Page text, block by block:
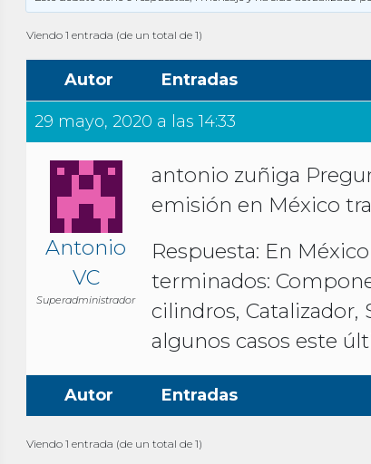
Viendo 1 entrada (de un total de 1)
Autor Entradas
29 mayo, 2020 a las 14:33
Antonio
VC
Superadministrador
antonio zuñiga
emisión en México
Respuesta: En
terminados:
cilindros,
algunos casos este
Autor Entradas
Viendo 1 entrada (de un total de 1)